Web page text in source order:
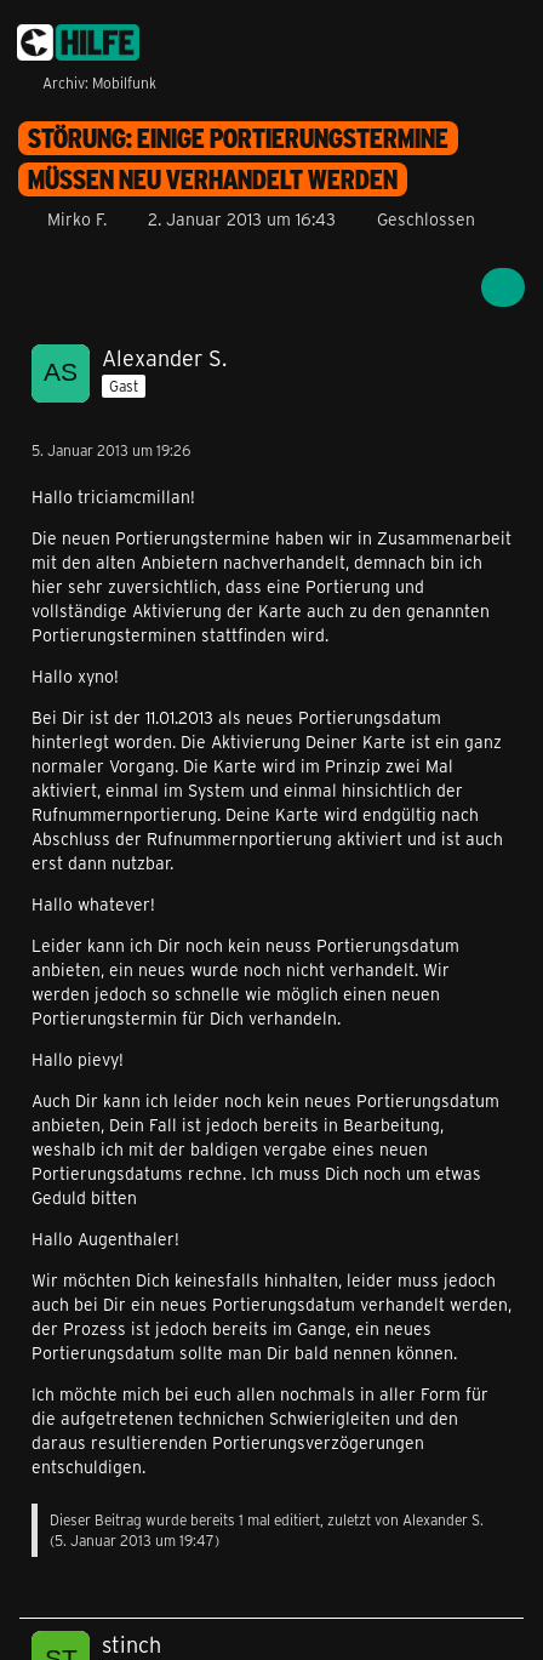
Archiv: Mobilfunk
STÖRUNG: EINIGE PORTIERUNGSTERMINE
MÜSSEN NEU VERHANDELT WERDEN
Mirko F. 2. Januar 2013 um 16:43 Geschlossen
Alexander S.
Gast
5. Januar 2013 um 19:26
Hallo triciamcmillan!
Die neuen Portierungstermine haben wir in Zusammenarbeit
mit den alten Anbietern nachverhandelt, demnach bin ich
hier sehr zuversichtlich, dass eine Portierung und
vollständige Aktivierung der Karte auch zu den genannten
Portierungsterminen stattfinden wird.
Hallo xyno!
Bei Dir ist der 11.01.2013 als neues Portierungsdatum
hinterlegt worden. Die Aktivierung Deiner Karte ist ein ganz
normaler Vorgang. Die Karte wird im Prinzip zwei Mal
aktiviert, einmal im System und einmal hinsichtlich der
Rufnummernportierung. Deine Karte wird endgültig nach
Abschluss der Rufnummernportierung aktiviert und ist auch
erst dann nutzbar.
Hallo whatever!
Leider kann ich Dir noch kein neuss Portierungsdatum
anbieten, ein neues wurde noch nicht verhandelt. Wir
werden jedoch so schnelle wie möglich einen neuen
Portierungstermin für Dich verhandeln.
Hallo pievy!
Auch Dir kann ich leider noch kein neues Portierungsdatum
anbieten, Dein Fall ist jedoch bereits in Bearbeitung,
weshalb ich mit der baldigen vergabe eines neuen
Portierungsdatums rechne. Ich muss Dich noch um etwas
Geduld bitten
Hallo Augenthaler!
Wir möchten Dich keinesfalls hinhalten, leider muss jedoch
auch bei Dir ein neues Portierungsdatum verhandelt werden,
der Prozess ist jedoch bereits im Gange, ein neues
Portierungsdatum sollte man Dir bald nennen können.
Ich möchte mich bei euch allen nochmals in aller Form für
die aufgetretenen technichen Schwierigleiten und den
daraus resultierenden Portierungsverzögerungen
entschuldigen.
Dieser Beitrag wurde bereits 1 mal editiert, zuletzt von Alexander S.
(5. Januar 2013 um 19:47)
stinch